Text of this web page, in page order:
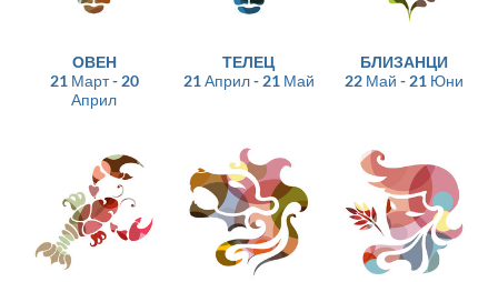
ОВЕН
21 Март - 20
Април
ТЕЛЕЦ
21 Април - 21 Май
БЛИЗАНЦИ
22 Май - 21 Юни